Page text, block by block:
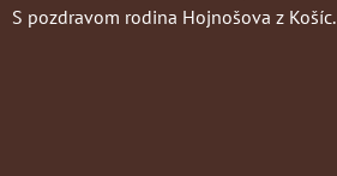
S pozdravom rodina Hojnošova z Košíc.